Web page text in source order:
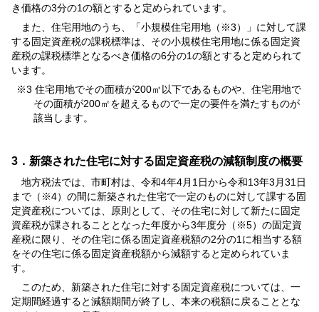
き価格の3分の1の額とすると定められています。
また、住宅用地のうち、「小規模住宅用地（※3）」に対して課
する固定資産税の課税標準は、その小規模住宅用地に係る固定資
産税の課税標準となるべき価格の6分の1の額とすると定められて
います。
※3 住宅用地でその面積が200㎡以下であるものや、住宅用地で
その面積が200㎡を超えるもので一定の要件を満たすものが
該当します。
3．新築された住宅に対する固定資産税の減額制度の概要
地方税法では、市町村は、令和4年4月1日から令和13年3月31日
まで（※4）の間に新築された住宅で一定のものに対して課する固
定資産税については、原則として、その住宅に対して新たに固定
資産税が課されることとなった年度から3年度分（※5）の固定資
産税に限り、その住宅に係る固定資産税額の2分の1に相当する額
をその住宅に係る固定資産税額から減額すると定められていま
す。
このため、新築された住宅に対する固定資産税については、一
定期間経過すると減額期間が終了し、本来の税額に戻ることとな